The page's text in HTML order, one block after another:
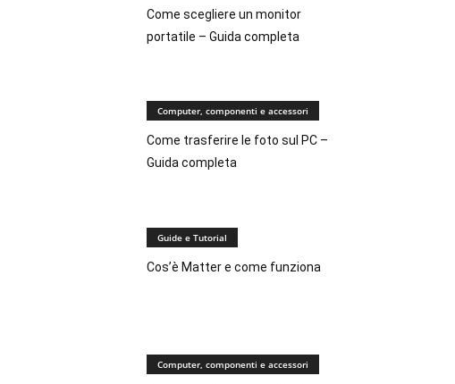
Come scegliere un monitor
portatile – Guida completa
Computer, componenti e accessori
Come trasferire le foto sul PC –
Guida completa
Guide e Tutorial
Cos’è Matter e come funziona
Computer, componenti e accessori